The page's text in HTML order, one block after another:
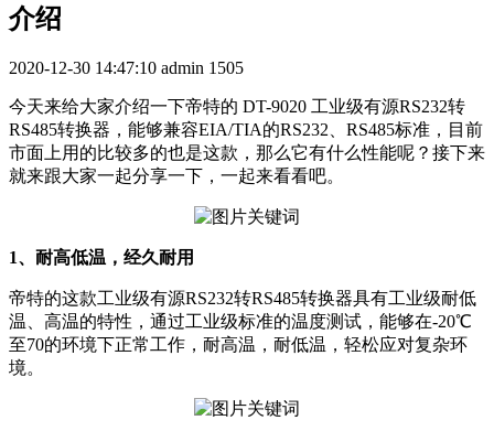
介绍
2020-12-30 14:47:10 admin 1505
今天来给大家介绍一下帝特的 DT-9020 工业级有源RS232转
RS485转换器，能够兼容EIA/TIA的RS232、RS485标准，目前
市面上用的比较多的也是这款，那么它有什么性能呢？接下来
就来跟大家一起分享一下，一起来看看吧。
1、耐高低温，经久耐用
帝特的这款工业级有源RS232转RS485转换器具有工业级耐低
温、高温的特性，通过工业级标准的温度测试，能够在-20℃
至70的环境下正常工作，耐高温，耐低温，轻松应对复杂环
境。